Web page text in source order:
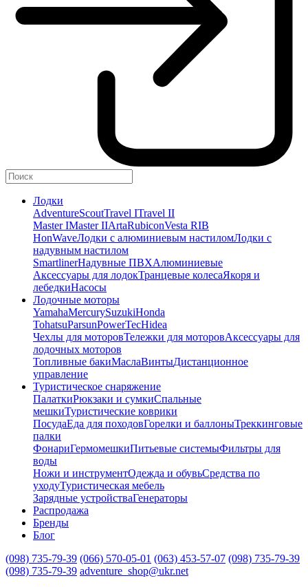
Лодки
AdventureScoutTravel ITravel II
Master IMaster IIArtaRubiconVesta RIB
HonWaveЛодки с алюминиевым настиломЛодки с
надувным настилом
SmartlinerНадувные ПВХАлюминиевые
Аксессуары для лодокТранцевые колесаЯкоря и
лебедкиНасосы
Лодочные моторы
YamahaMercurySuzukiHonda
TohatsuParsunPowerTecHidea
Чехлы для моторовТележки для моторовАксессуары для
лодочных моторов
Топливные бакиМаслаВинтыДистанционное
управление
Туристическое снаряжение
ПалаткиРюкзаки и сумкиСпальные
мешкиТуристические коврики
ПосудаЕда для походовГорелки и баллоныТреккинговые
палки
ФонариГермомешкиПитьевые системыФильтры для
воды
Ножи и инструментОдежда и обувьСредства по
уходуТуристическая мебель
Зарядные устройстваГенераторы
Распродажа
Бренды
Блог
(098) 735-79-39 (066) 570-05-01 (063) 453-57-07 (098) 735-79-39
(098) 735-79-39 adventure_shop@ukr.net